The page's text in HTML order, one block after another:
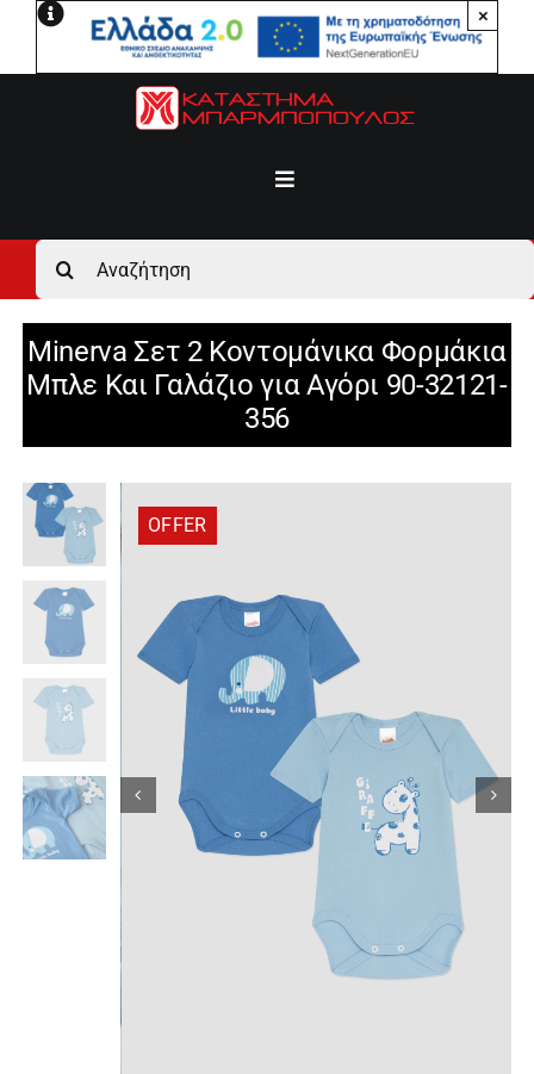
Μετάβαση
×
Toggle
Αρχική
Ανδρικά
Γυναικεία
Αγόρι
Κορίτσι
Εσώρουχα
Είδη Παρέλασης
Σχετικά με εμάς
ENGLISH
Αναζήτηση
για:
Minerva Σετ 2 Κοντομάνικα Φορμάκια
Μπλε Και Γαλάζιο για Αγόρι 90-32121-
356
OFFER